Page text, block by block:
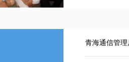
青海通信管